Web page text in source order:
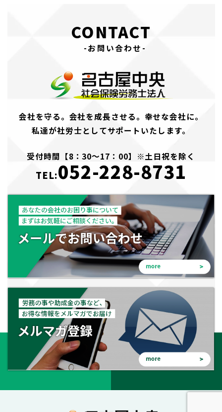
CONTACT
-お問い合わせ-
会社を守る。会社を成長させる。幸せな会社に。
私達が社労士としてサポートいたします。
受付時間【8：30～17：00】※土日祝を除く
TEL:052-228-8731